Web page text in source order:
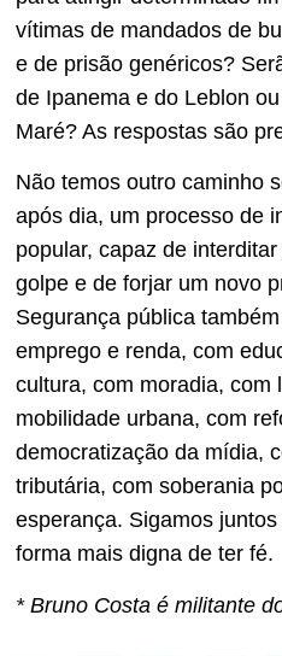
vítimas de mandados de
e de prisão genéricos?
de Ipanema e do Leblon
Maré? As respostas são
Não temos outro caminho
após dia, um processo de
popular, capaz de
golpe e de forjar um novo
Segurança pública
emprego e renda, com
cultura, com moradia, com
mobilidade urbana, com
democratização da mídia,
tributária, com soberania
esperança. Sigamos
forma mais digna de ter fé.
* Bruno Costa é militante